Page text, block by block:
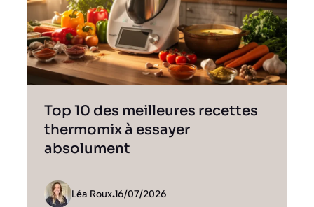
Top 10 des meilleures recettes
thermomix à essayer
absolument
Léa Roux.16/07/2026